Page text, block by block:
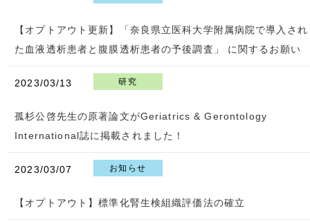
【オプトアウト更新】「奈良県立医科大学附属病院で導入され
た血液透析患者と腹膜透析患者の予後調査」 に関するお願い
2023/03/13 研究
孤杉公啓先生の原著論文がGeriatrics & Gerontology
International誌に掲載されました！
2023/03/07 お知らせ
【オプトアウト】標準化腎生検組織評価法の確立